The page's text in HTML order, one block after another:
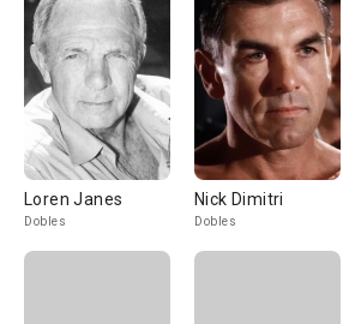
Loren Janes
Dobles
Nick Dimitri
Dobles